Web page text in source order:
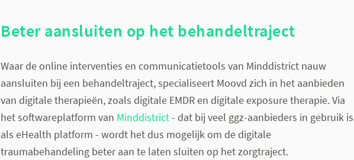
Beter aansluiten op het behandeltraject
Waar de online interventies en communicatietools van Minddistrict nauw
aansluiten bij een behandeltraject, specialiseert Moovd zich in het aanbieden
van digitale therapieën, zoals digitale EMDR en digitale exposure therapie. Via
het softwareplatform van Minddistrict- dat bij veel ggz-aanbieders in gebruik is
als eHealth platform - wordt het dus mogelijk om de digitale
traumabehandeling beter aan te laten sluiten op het zorgtraject.